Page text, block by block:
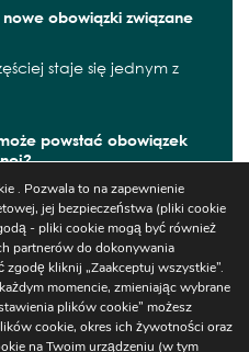
obowiązki związane
staje się jednym z
powstać obowiązek
obowiązywać kolejne
Szukaj
. Pozwala to na zapewnienie
jej bezpieczeństwa (pliki cookie
- pliki cookie mogą być również
partnerów do dokonywania
kliknij „Zaakceptuj wszystkie”.
momencie, zmieniając wybrane
plików cookie” możesz
cookie, okres ich żywotności oraz
na Twoim urządzeniu (w tym